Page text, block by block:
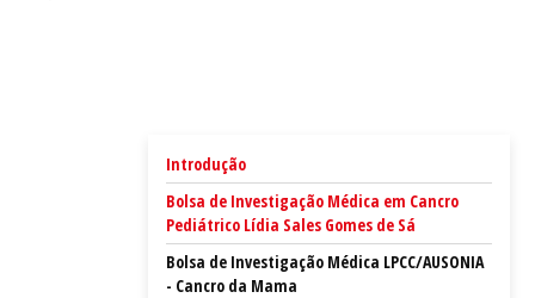
Introdução
Bolsa de Investigação Médica em Cancro
Pediátrico Lídia Sales Gomes de Sá
Bolsa de Investigação Médica LPCC/AUSONIA
- Cancro da Mama